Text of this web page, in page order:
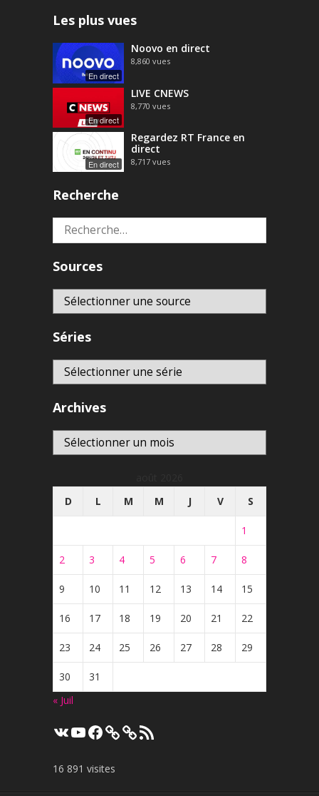
Les plus vues
En direct
Noovo en direct
8,860 vues
En direct
LIVE CNEWS
8,770 vues
En direct
Regardez RT France en
direct
8,717 vues
Recherche
Rechercher :
Sources
Séries
Archives
Archives
D
L M M J V S
1
2 3 4 5 6 7 8
9 10 11 12 13 14 15
16 17 18 19 20 21 22
23 24 25 26 27 28 29
30
31
« Juil
VK YouTube
Facebook Flux
RSS
16 891 visites